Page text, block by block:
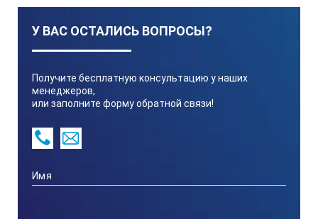
У ВАС ОСТАЛИСЬ ВОПРОСЫ?
Получите бесплатную консультацию у наших
менеджеров,
или заполните форму обратной связи!